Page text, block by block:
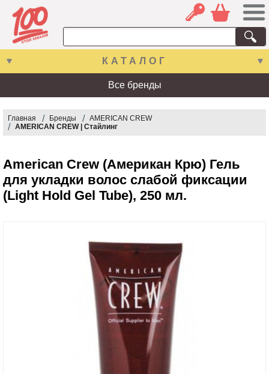
КАТАЛОГ
Все бренды
Главная Бренды
AMERICAN CREW
AMERICAN CREW | Стайлинг
American Crew (Американ Крю) Гель
для укладки волос слабой фиксации
(Light Hold Gel Tube), 250 мл.